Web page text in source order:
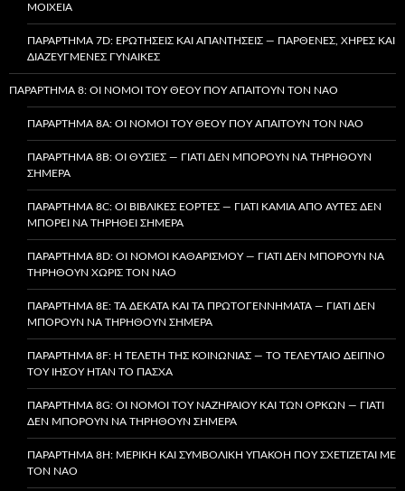
ΜΟΙΧΕΊΑ
ΠΑΡΆΡΤΗΜΑ 7D: ΕΡΩΤΉΣΕΙΣ ΚΑΙ ΑΠΑΝΤΉΣΕΙΣ — ΠΑΡΘΈΝΕΣ, ΧΉΡΕΣ ΚΑΙ
ΔΙΑΖΕΥΓΜΈΝΕΣ ΓΥΝΑΊΚΕΣ
ΠΑΡΆΡΤΗΜΑ 8: ΟΙ ΝΌΜΟΙ ΤΟΥ ΘΕΟΎ ΠΟΥ ΑΠΑΙΤΟΎΝ ΤΟΝ ΝΑΌ
ΠΑΡΆΡΤΗΜΑ 8A: ΟΙ ΝΌΜΟΙ ΤΟΥ ΘΕΟΎ ΠΟΥ ΑΠΑΙΤΟΎΝ ΤΟΝ ΝΑΌ
ΠΑΡΆΡΤΗΜΑ 8B: ΟΙ ΘΥΣΊΕΣ — ΓΙΑΤΊ ΔΕΝ ΜΠΟΡΟΎΝ ΝΑ ΤΗΡΗΘΟΎΝ
ΣΉΜΕΡΑ
ΠΑΡΆΡΤΗΜΑ 8C: ΟΙ ΒΙΒΛΙΚΈΣ ΕΟΡΤΈΣ — ΓΙΑΤΊ ΚΑΜΊΑ ΑΠΌ ΑΥΤΈΣ ΔΕΝ
ΜΠΟΡΕΊ ΝΑ ΤΗΡΗΘΕΊ ΣΉΜΕΡΑ
ΠΑΡΆΡΤΗΜΑ 8D: ΟΙ ΝΌΜΟΙ ΚΑΘΑΡΙΣΜΟΎ — ΓΙΑΤΊ ΔΕΝ ΜΠΟΡΟΎΝ ΝΑ
ΤΗΡΗΘΟΎΝ ΧΩΡΊΣ ΤΟΝ ΝΑΌ
ΠΑΡΆΡΤΗΜΑ 8E: ΤΑ ΔΈΚΑΤΑ ΚΑΙ ΤΑ ΠΡΩΤΟΓΕΝΝΉΜΑΤΑ — ΓΙΑΤΊ ΔΕΝ
ΜΠΟΡΟΎΝ ΝΑ ΤΗΡΗΘΟΎΝ ΣΉΜΕΡΑ
ΠΑΡΆΡΤΗΜΑ 8F: Η ΤΕΛΕΤΉ ΤΗΣ ΚΟΙΝΩΝΊΑΣ — ΤΟ ΤΕΛΕΥΤΑΊΟ ΔΕΊΠΝΟ
ΤΟΥ ΙΗΣΟΎ ΉΤΑΝ ΤΟ ΠΆΣΧΑ
ΠΑΡΆΡΤΗΜΑ 8G: ΟΙ ΝΌΜΟΙ ΤΟΥ ΝΑΖΗΡΑΊΟΥ ΚΑΙ ΤΩΝ ΌΡΚΩΝ — ΓΙΑΤΊ
ΔΕΝ ΜΠΟΡΟΎΝ ΝΑ ΤΗΡΗΘΟΎΝ ΣΉΜΕΡΑ
ΠΑΡΆΡΤΗΜΑ 8H: ΜΕΡΙΚΉ ΚΑΙ ΣΥΜΒΟΛΙΚΉ ΥΠΑΚΟΉ ΠΟΥ ΣΧΕΤΊΖΕΤΑΙ ΜΕ
ΤΟΝ ΝΑΌ